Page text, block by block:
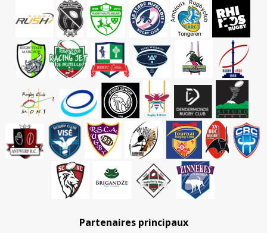
Partenaires principaux